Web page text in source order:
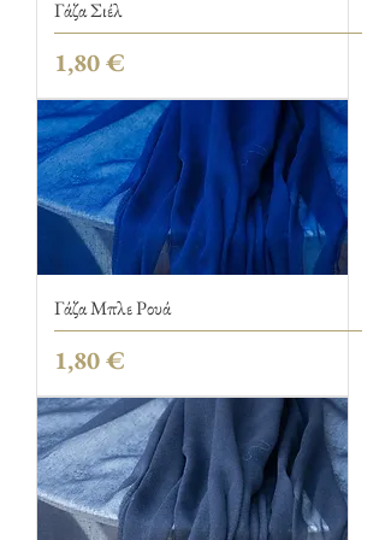
Γάζα Σιέλ
Τιμή
1,80 €
Γάζα Μπλε Ρουά
Τιμή
1,80 €